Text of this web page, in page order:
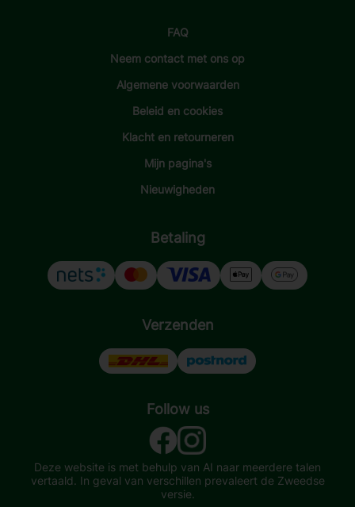
FAQ
Neem contact met ons op
Algemene voorwaarden
Beleid en cookies
Klacht en retourneren
Mijn pagina's
Nieuwigheden
Betaling
Verzenden
Follow us
Deze website is met behulp van AI naar meerdere talen
vertaald. In geval van verschillen prevaleert de Zweedse
versie.